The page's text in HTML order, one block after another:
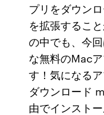
プリをダウン
を拡張するこ
の中でも、今
な無料のMac
す！気になる
ダウンロード
由でインスト